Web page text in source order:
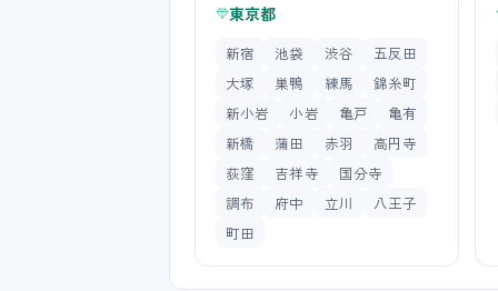
東京都
新宿 池袋 渋谷
五反田
大塚
巣鴨 練馬
錦糸町
新小岩
小岩 亀戸
亀有
新橋
蒲田 赤羽
高円寺
荻窪
吉祥寺
国分寺
調布
府中 立川
八王子
町田